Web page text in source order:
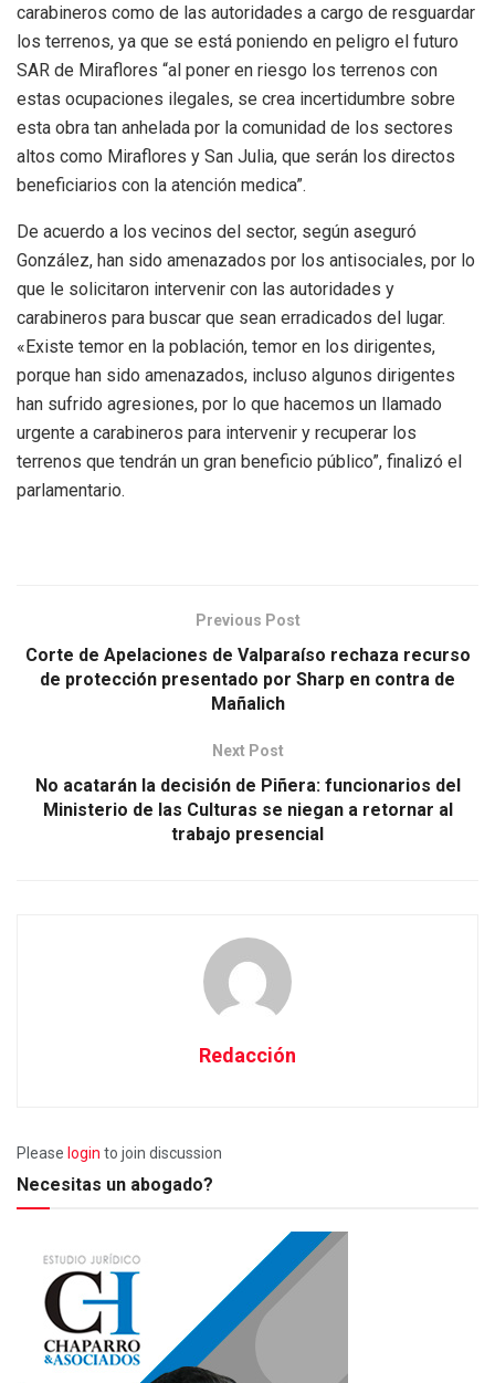
carabineros como de las autoridades a cargo de resguardar
los terrenos, ya que se está poniendo en peligro el futuro
SAR de Miraflores “al poner en riesgo los terrenos con
estas ocupaciones ilegales, se crea incertidumbre sobre
esta obra tan anhelada por la comunidad de los sectores
altos como Miraflores y San Julia, que serán los directos
beneficiarios con la atención medica”.
De acuerdo a los vecinos del sector, según aseguró
González, han sido amenazados por los antisociales, por lo
que le solicitaron intervenir con las autoridades y
carabineros para buscar que sean erradicados del lugar.
«Existe temor en la población, temor en los dirigentes,
porque han sido amenazados, incluso algunos dirigentes
han sufrido agresiones, por lo que hacemos un llamado
urgente a carabineros para intervenir y recuperar los
terrenos que tendrán un gran beneficio público”, finalizó el
parlamentario.
Previous Post
Corte de Apelaciones de Valparaíso rechaza recurso
de protección presentado por Sharp en contra de
Mañalich
Next Post
No acatarán la decisión de Piñera: funcionarios del
Ministerio de las Culturas se niegan a retornar al
trabajo presencial
Redacción
Please login to join discussion
Necesitas un abogado?